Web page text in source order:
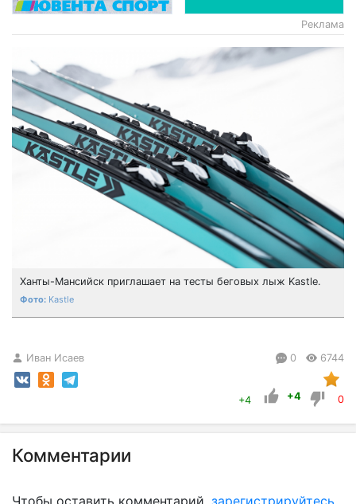
Реклама
Ханты-Мансийск приглашает на тесты беговых лыж Kastle.
Kastle
Иван Исаев 0 6744
+4 +4 0
Комментарии